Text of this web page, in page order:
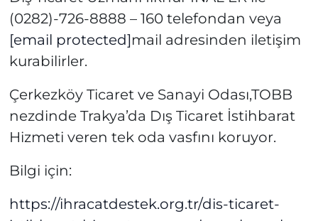
(0282)-726-8888 – 160 telefondan veya
[email protected]mail adresinden iletişim
kurabilirler.
Çerkezköy Ticaret ve Sanayi Odası,TOBB
nezdinde Trakya’da Dış Ticaret İstihbarat
Hizmeti veren tek oda vasfını koruyor.
Bilgi için:
https://ihracatdestek.org.tr/dis-ticaret-